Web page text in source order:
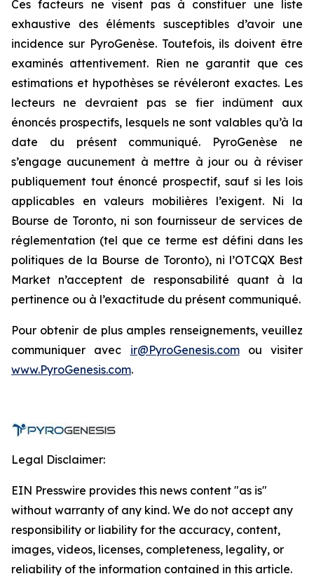
Ces facteurs ne visent pas à constituer une liste
exhaustive des éléments susceptibles d’avoir une
incidence sur PyroGenèse. Toutefois, ils doivent être
examinés attentivement. Rien ne garantit que ces
estimations et hypothèses se révéleront exactes. Les
lecteurs ne devraient pas se fier indûment aux
énoncés prospectifs, lesquels ne sont valables qu’à la
date du présent communiqué. PyroGenèse ne
s’engage aucunement à mettre à jour ou à réviser
publiquement tout énoncé prospectif, sauf si les lois
applicables en valeurs mobilières l’exigent. Ni la
Bourse de Toronto, ni son fournisseur de services de
réglementation (tel que ce terme est défini dans les
politiques de la Bourse de Toronto), ni l’OTCQX Best
Market n’acceptent de responsabilité quant à la
pertinence ou à l’exactitude du présent communiqué.
Pour obtenir de plus amples renseignements, veuillez
communiquer avec ir@PyroGenesis.comou visiter
www.PyroGenesis.com.
Legal Disclaimer:
EIN Presswire provides this news content "as is"
without warranty of any kind. We do not accept any
responsibility or liability for the accuracy, content,
images, videos, licenses, completeness, legality, or
reliability of the information contained in this article.